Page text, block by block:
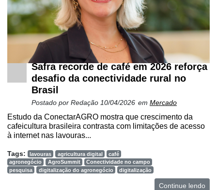
Safra recorde de café em 2026 reforça
desafio da conectividade rural no
Brasil
Postado por Redação 10/04/2026 em Mercado
Estudo da ConectarAGRO mostra que crescimento da
cafeicultura brasileira contrasta com limitações de acesso
à internet nas lavouras...
Tags: lavouras agricultura digital
café
agronegócio
AgroSummit
Conectividade no campo
pesquisa
digitalização do agronegócio digitalização
Continue lendo